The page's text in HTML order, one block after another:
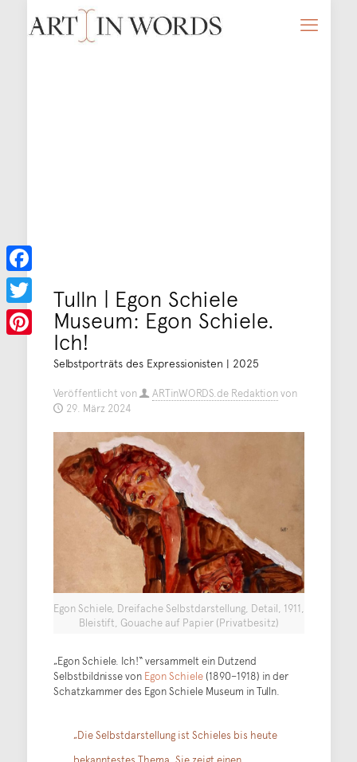
Tulln | Egon Schiele
Museum: Egon Schiele.
Ich!
Selbstporträts des Expressionisten | 2025
Veröffentlicht von ARTinWORDS.de Redaktionvon
29. März 2024
Egon Schiele, Dreifache Selbstdarstellung, Detail, 1911,
Bleistift, Gouache auf Papier (Privatbesitz)
„Egon Schiele. Ich!“ versammelt ein Dutzend
Selbstbildnisse von Egon Schiele(1890–1918) in der
Schatzkammer des Egon Schiele Museum in Tulln.
„Die Selbstdarstellung ist Schieles bis heute
Facebook
Twitter